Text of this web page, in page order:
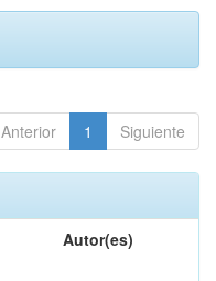
Anterior 1 Siguiente
Autor(es)